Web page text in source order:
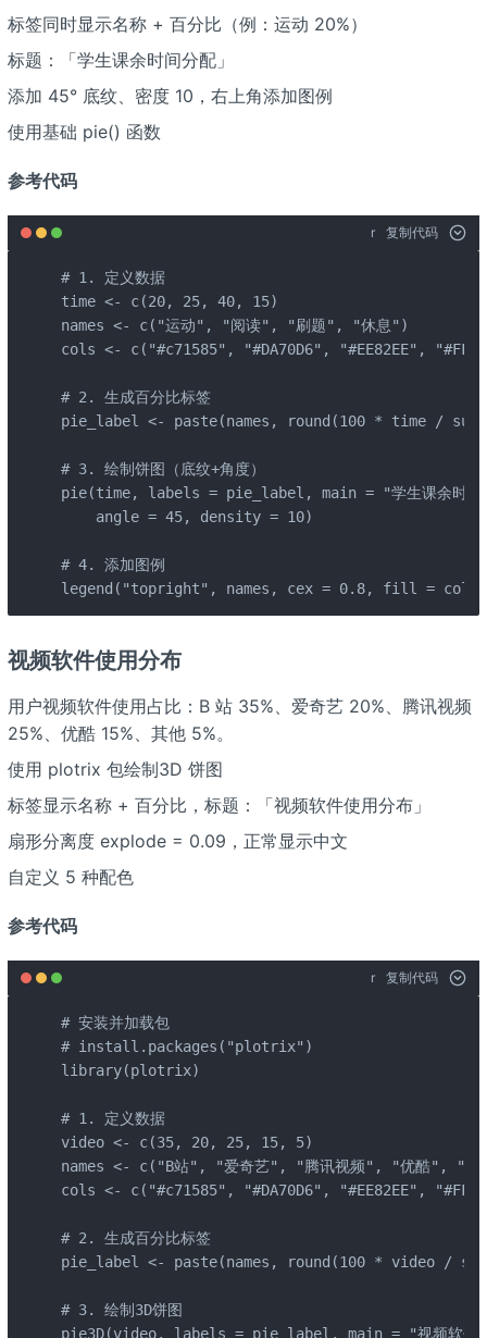
标签同时显示名称 + 百分比（例：运动 20%）
标题：「学生课余时间分配」
添加 45° 底纹、密度 10，右上角添加图例
使用基础 pie() 函数
参考代码
r 复制代码
# 1. 定义数据
time <- c(20, 25, 40, 15)
names <- c("运动", "阅读", "刷题", "休息")
cols <- c("#c71585", "#DA70D6", "#EE82EE",
# 2. 生成百分比标签
pie_label <- paste(names, round(100 * time /
# 3. 绘制饼图（底纹+角度）
pie(time, labels = pie_label, main = "学生课余时
    angle = 45, density = 10)
# 4. 添加图例
legend("topright", names, cex = 0.8, fill = cols)
视频软件使用分布
用户视频软件使用占比：B 站 35%、爱奇艺 20%、腾讯视频
25%、优酷 15%、其他 5%。
使用 plotrix 包绘制3D 饼图
标签显示名称 + 百分比，标题：「视频软件使用分布」
扇形分离度 explode = 0.09，正常显示中文
自定义 5 种配色
参考代码
r 复制代码
# 安装并加载包
# install.packages("plotrix")
library(plotrix)
# 1. 定义数据
video <- c(35, 20, 25, 15, 5)
names <- c("B站", "爱奇艺", "腾讯视频", "优酷", "其
cols <- c("#c71585", "#DA70D6", "#EE82EE",
# 2. 生成百分比标签
pie_label <- paste(names, round(100 * video /
# 3. 绘制3D饼图
pie3D(video, labels = pie_label, main = "视频软件